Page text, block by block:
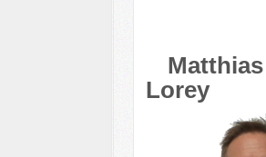
Lorey